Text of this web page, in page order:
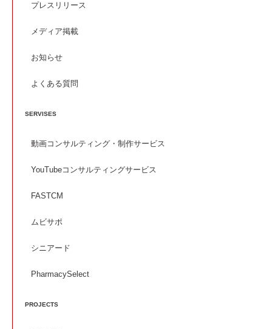
プレスリリース
メディア掲載
お知らせ
よくある質問
SERVISES
動画コンサルティング・制作サービス
YouTubeコンサルティングサービス
FASTCM
ムビサポ
シニアード
PharmacySelect
PROJECTS